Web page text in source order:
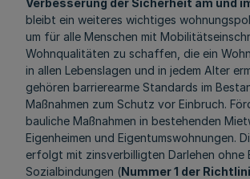
Verbesserung der Sicherheit am und
bleibt ein weiteres wichtiges
um für alle Menschen mit
Wohnqualitäten zu schaffen, die ein
in allen Lebenslagen und in jedem Alter
gehören barrierearme Standards im
Maßnahmen zum Schutz vor Einbruch.
bauliche Maßnahmen in bestehenden
Eigenheimen und Eigentumswohnungen.
erfolgt mit zinsverbilligten Darlehen ohne
Sozialbindungen (Nummer 1 der